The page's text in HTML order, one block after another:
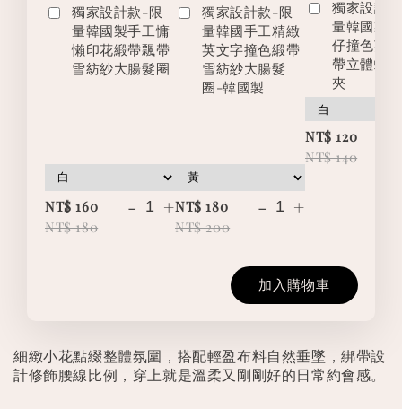
獨家設計款-限
量韓國製手工慵
懶印花緞帶飄帶
雪紡紗大腸髮圈
NT$ 160
NT$ 180
- +
獨家設計款-限
量韓國手工精緻
英文字撞色緞帶
雪紡紗大腸髮
圈-韓國製
NT$ 180
NT$ 200
- +
獨家設計
量韓國製
仔撞色英
帶立體蝴
夾
NT$ 120
NT$ 140
加入購物車
細緻小花點綴整體氛圍，搭配輕盈布料自然垂墜，綁帶設
計修飾腰線比例，穿上就是溫柔又剛剛好的日常約會感。